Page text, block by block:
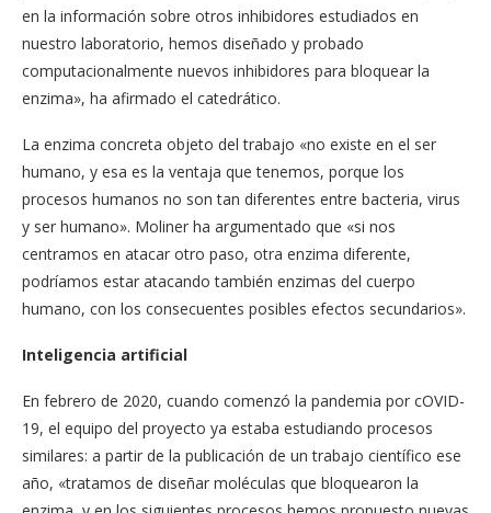
en la información sobre otros inhibidores estudiados en
nuestro laboratorio, hemos diseñado y probado
computacionalmente nuevos inhibidores para bloquear la
enzima», ha afirmado el catedrático.
La enzima concreta objeto del trabajo «no existe en el ser
humano, y esa es la ventaja que tenemos, porque los
procesos humanos no son tan diferentes entre bacteria, virus
y ser humano». Moliner ha argumentado que «si nos
centramos en atacar otro paso, otra enzima diferente,
podríamos estar atacando también enzimas del cuerpo
humano, con los consecuentes posibles efectos secundarios».
Inteligencia artificial
En febrero de 2020, cuando comenzó la pandemia por cOVID-
19, el equipo del proyecto ya estaba estudiando procesos
similares: a partir de la publicación de un trabajo científico ese
año, «tratamos de diseñar moléculas que bloquearon la